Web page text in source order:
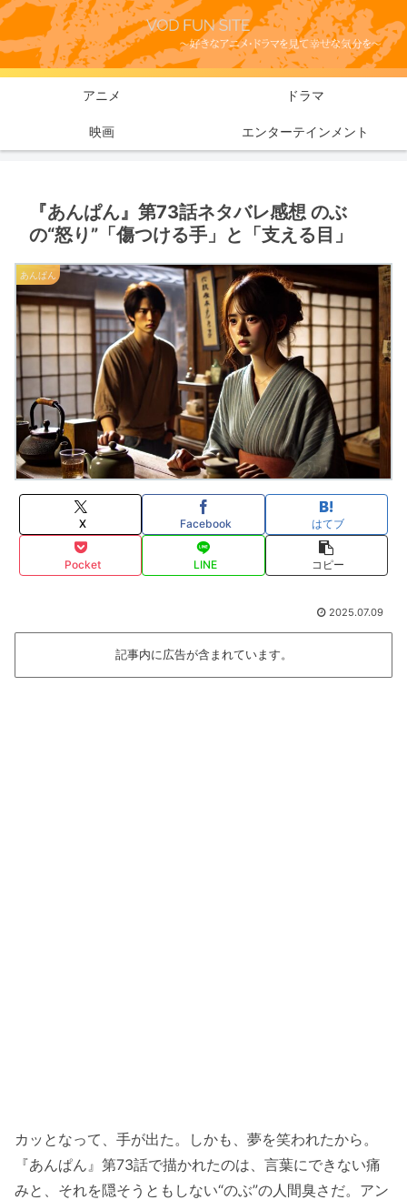
アニメ ドラマ
映画 エンターテインメント
『あんぱん』第73話ネタバレ感想 のぶ
の“怒り”「傷つける手」と「支える目」
あんぱん
X Facebook はてブ
Pocket LINE コピー
2025.07.09
記事内に広告が含まれています。
カッとなって、手が出た。しかも、夢を笑われたから。
『あんぱん』第73話で描かれたのは、言葉にできない痛
みと、それを隠そうともしない“のぶ”の人間臭さだ。アン